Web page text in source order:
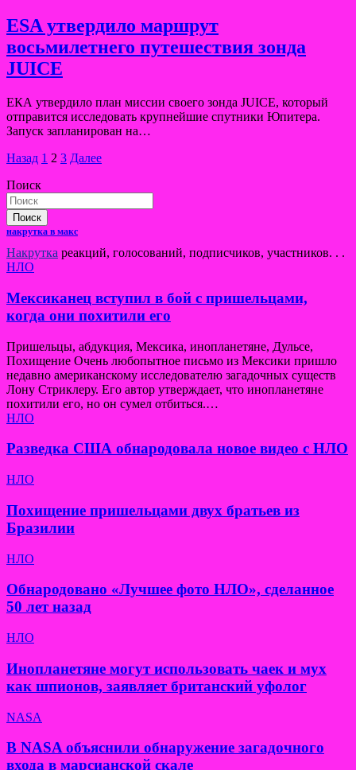
ESA утвердило маршрут
восьмилетнего путешествия зонда
JUICE
ЕКА утвердило план миссии своего зонда JUICE, который
отправится исследовать крупнейшие спутники Юпитера.
Запуск запланирован на…
Пагинация
записей
Назад 1 2 3 Далее
Поиск
Поиск
накрутка в макс
Накрутка реакций, голосований, подписчиков, участников. . .
НЛО
Мексиканец вступил в бой с пришельцами,
когда они похитили его
Пришельцы, абдукция, Мексика, инопланетяне, Дульсе,
Похищение Очень любопытное письмо из Мексики пришло
недавно американскому исследователю загадочных существ
Лону Стриклеру. Его автор утверждает, что инопланетяне
похитили его, но он сумел отбиться.…
НЛО
Разведка США обнародовала новое видео с НЛО
НЛО
Похищение пришельцами двух братьев из
Бразилии
НЛО
Обнародовано «Лучшее фото НЛО», сделанное
50 лет назад
НЛО
Инопланетяне могут использовать чаек и мух
как шпионов, заявляет британский уфолог
NASA
В NASA объяснили обнаружение загадочного
входа в марсианской скале